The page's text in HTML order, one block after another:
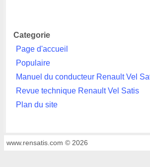
Categorie
Page d'accueil
Populaire
Manuel du conducteur Renault Vel
Revue technique Renault Vel Satis
Plan du site
www.rensatis.com © 2026